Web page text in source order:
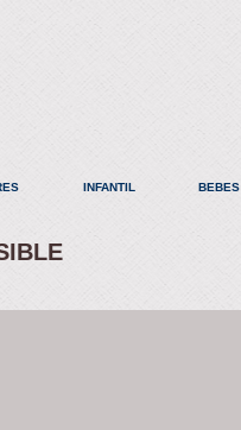
INFANTIL BEBES